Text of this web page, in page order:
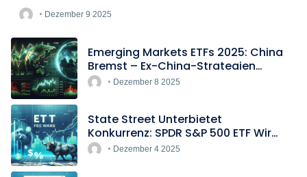
Dezember 9 2025
Emerging Markets ETFs 2025: China
Bremst – Ex-China-Strategien
BoomenDezember 8 2025
State Street Unterbietet
Konkurrenz: SPDR S&P 500 ETF Wird
Europas Günstigster Indextracker
Dezember 4 2025